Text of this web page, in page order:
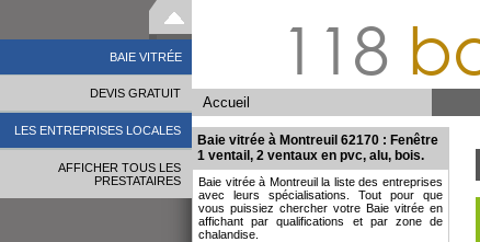
118
Accueil
BAIE VITRÉE
DEVIS GRATUIT
LES ENTREPRISES LOCALES
AFFICHER TOUS LES
PRESTATAIRES
Baie vitrée à Montreuil 62170 : Fenêtre
1 ventail, 2 ventaux en pvc, alu, bois.
Baie vitrée à Montreuil la liste des entreprises
avec leurs spécialisations. Tout pour que
vous puissiez chercher votre Baie vitrée en
affichant par qualifications et par zone de
chalandise.